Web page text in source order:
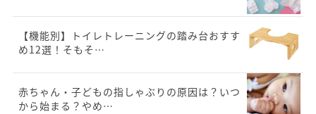
【機能別】トイレトレーニングの踏み台おすす
め12選！そもそ…
赤ちゃん・子どもの指しゃぶりの原因は？いつ
から始まる？やめ…